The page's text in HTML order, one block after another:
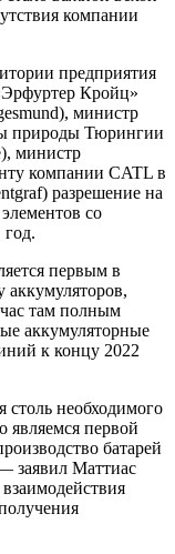
компании
предприятия
Кройц»
министр
природы Тюрингии
министр
компании CATL в
разрешение на
со
год.
первым в
аккумуляторов,
там полным
аккумуляторные
к концу 2022
столь необходимого
являемся первой
батарей
заявил Маттиас